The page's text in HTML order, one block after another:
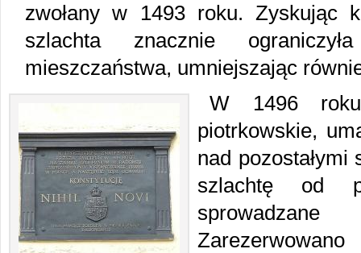
zwołany w 1493 roku. Zyskując
szlachta znacznie
mieszczaństwa, umniejszając
W 1496
piotrkowskie,
nad
szlachtę od